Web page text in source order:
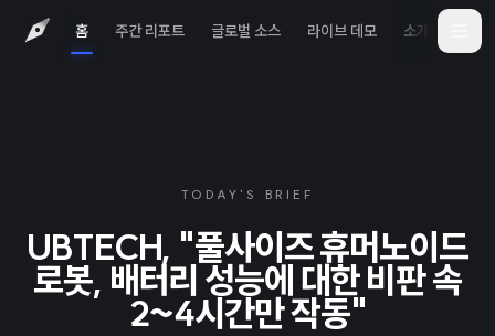
홈 주간 리포트 글로벌 소스 라이브 데모 소개
TODAY'S BRIEF
UBTECH, "풀사이즈 휴머노이드
로봇, 배터리 성능에 대한 비판 속
2~4시간만 작동"